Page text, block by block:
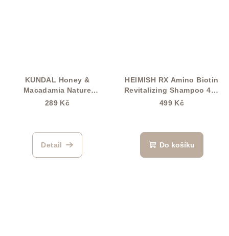
KUNDAL Honey &
Macadamia Nature
Shampoo 500 ml
289 Kč
Detail
HEIMISH RX Amino Biotin
Revitalizing Shampoo 400
ml
499 Kč
Do košíku